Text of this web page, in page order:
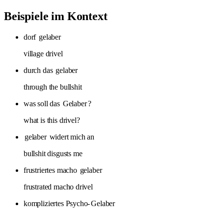
Beispiele im Kontext
dorf gelaber
village drivel
durch das gelaber
through the bullshit
was soll das Gelaber?
what is this drivel?
gelaber widert mich an
bullshit disgusts me
frustriertes macho gelaber
frustrated macho drivel
kompliziertes Psycho-Gelaber